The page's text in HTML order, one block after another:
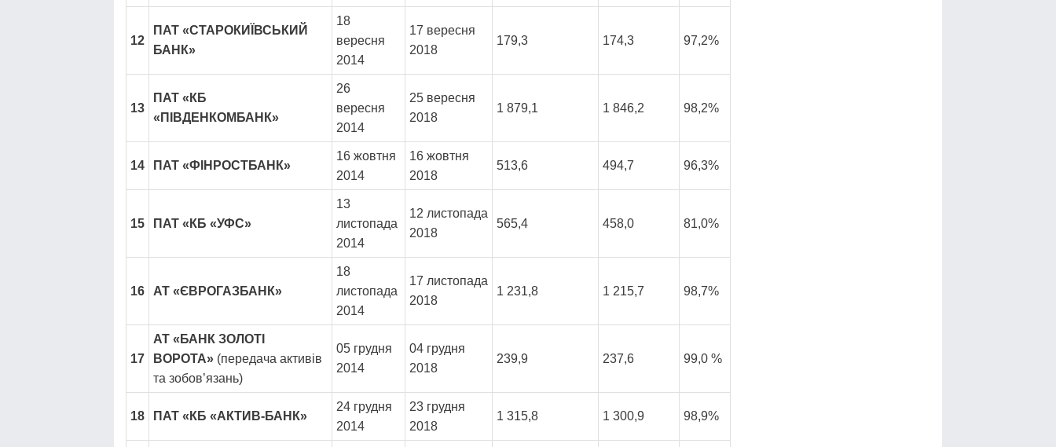
12
ПАТ «СТАРОКИЇВСЬКИЙ
БАНК»
18
вересня
2014
17 вересня
2018
179,3 174,3 97,2%
13
ПАТ «КБ
«ПІВДЕНКОМБАНК»
26
вересня
2014
25 вересня
2018
1 879,1 1 846,2 98,2%
14 ПАТ «ФІНРОСТБАНК»
16 жовтня
2014
16 жовтня
2018
513,6 494,7 96,3%
15 ПАТ «КБ «УФС»
13
листопада
2014
12 листопада
2018
565,4 458,0 81,0%
16 АТ «ЄВРОГАЗБАНК»
18
листопада
2014
17 листопада
2018
1 231,8 1 215,7 98,7%
17
АТ «БАНК ЗОЛОТІ
ВОРОТА» (передача активів
та зобов’язань)
05 грудня
2014
04 грудня
2018
239,9 237,6 99,0 %
18 ПАТ «КБ «АКТИВ-БАНК»
24 грудня
2014
23 грудня
2018
1 315,8 1 300,9 98,9%